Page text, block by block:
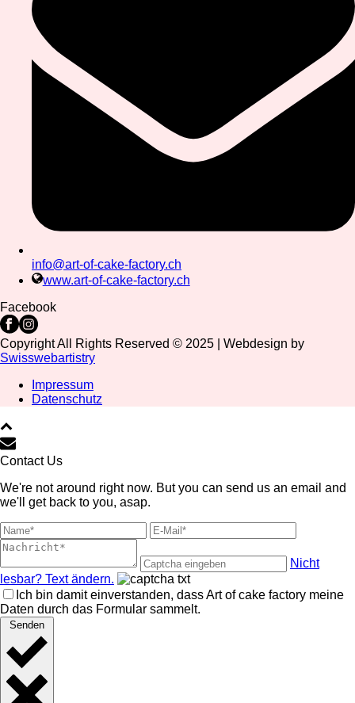
info@art-of-cake-factory.ch
www.art-of-cake-factory.ch
Facebook
Copyright All Rights Reserved © 2025 | Webdesign by
Swisswebartistry
Impressum
Datenschutz
Contact Us
We're not around right now. But you can send us an email and
we'll get back to you, asap.
Nicht
lesbar? Text ändern.
Ich bin damit einverstanden, dass Art of cake factory meine
Daten durch das Formular sammelt.
Senden